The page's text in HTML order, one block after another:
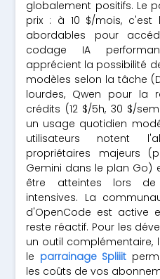
globalement positifs. Le
prix : à 10 $/mois, c'est
abordables pour
codage IA
apprécient la possibilité
modèles selon la tâche
lourdes, Qwen pour la
crédits (12 $/5h, 30 $/
un usage quotidien
utilisateurs notent
propriétaires majeurs
Gemini dans le plan Go)
être atteintes lors
intensives. La
d'OpenCode est active
reste réactif. Pour les
un outil complémentaire,
le parrainage Spliiit
les coûts de vos